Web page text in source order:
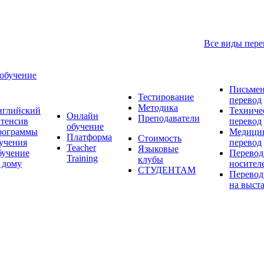
дому
Онлайн
обучение
Платформа
Teacher
Training
Тестирование
Методика
Преподаватели
Стоимость
Языковые
клубы
СТУДЕНТАМ
Все виды
перевод
перевод
перевод
Перевод
на